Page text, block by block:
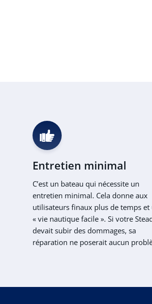
Entretien minimal
C’est un bateau qui nécessite un
entretien minimal. Cela donne aux
utilisateurs finaux plus de temps et
« vie nautique facile ». Si votre
devait subir des dommages, sa
réparation ne poserait aucun